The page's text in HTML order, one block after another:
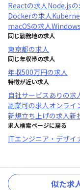
Reactの求人Node.js
Dockerの求人
macOSの求人Windows
同じ勤務地の求人
東京都の求人
同じ年収帯の求人
年収500万円の求人
特徴が近い求人
自社サービスあり の求
副業可の求人オンライ
新規立ち上げの求人新
求人検索ページに戻る
ITエンジニア・デザイ
似た求